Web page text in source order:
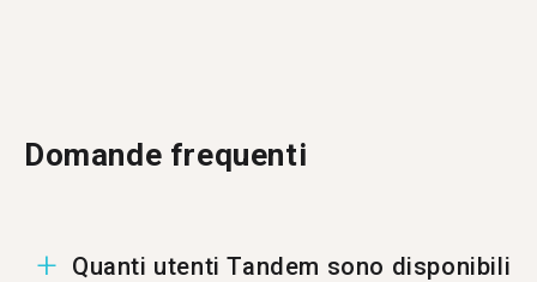
Domande frequenti
Quanti utenti Tandem sono disponibili